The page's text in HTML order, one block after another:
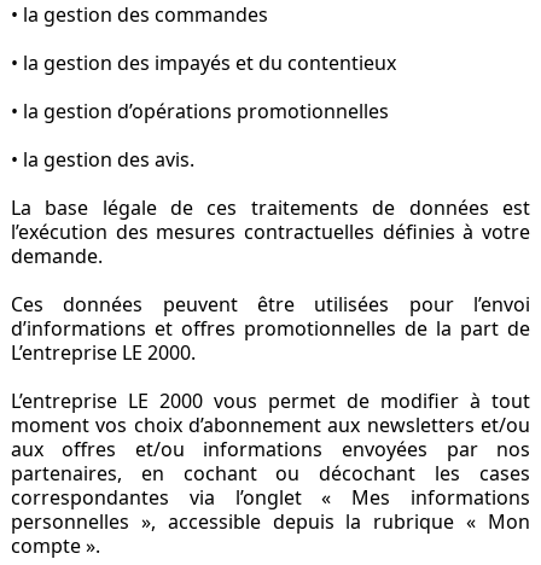
• la gestion des commandes
• la gestion des impayés et du contentieux
• la gestion d’opérations promotionnelles
• la gestion des avis.
La base légale de ces traitements de données est
l’exécution des mesures contractuelles définies à votre
demande.
Ces données peuvent être utilisées pour l’envoi
d’informations et offres promotionnelles de la part de
L’entreprise LE 2000.
L’entreprise LE 2000 vous permet de modifier à tout
moment vos choix d’abonnement aux newsletters et/ou
aux offres et/ou informations envoyées par nos
partenaires, en cochant ou décochant les cases
correspondantes via l’onglet « Mes informations
personnelles », accessible depuis la rubrique « Mon
compte ».